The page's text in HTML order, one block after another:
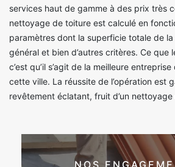
services haut de gamme à des prix très
nettoyage de toiture est calculé en
paramètres dont la superficie totale de
général et bien d’autres critères. Ce que
c’est qu’il s’agit de la meilleure
cette ville. La réussite de l’opération est
revêtement éclatant, fruit d’un
NOS